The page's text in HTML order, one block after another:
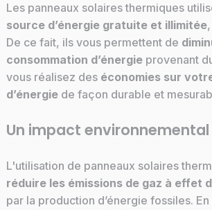
Les panneaux solaires thermiques
source d’énergie gratuite et illimitée
De ce fait, ils vous permettent de
consommation d’énergieprovenant
vous réalisez des économies sur
d’énergiede façon durable et
Un impact
L'utilisation de panneaux solaires
réduire les émissions de gaz à effet
par la production d’énergie fossiles.